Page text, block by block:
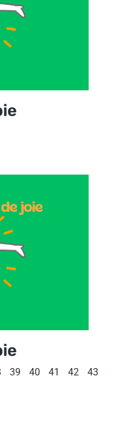
39 40 41 42
43